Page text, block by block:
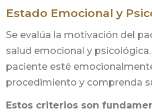
Estado Emocional y
Se evalúa la motivación del
salud emocional y
paciente esté
procedimiento y comprenda
Estos criterios son